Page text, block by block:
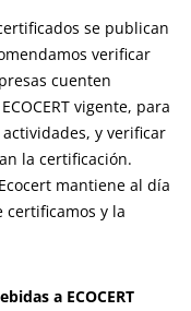
se publican
verificar
cuenten
vigente, para
y verificar
la certificación.
mantiene al día
y la
a ECOCERT